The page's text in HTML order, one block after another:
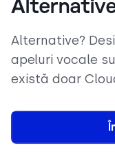
Alternative?
apeluri vocale
există doar